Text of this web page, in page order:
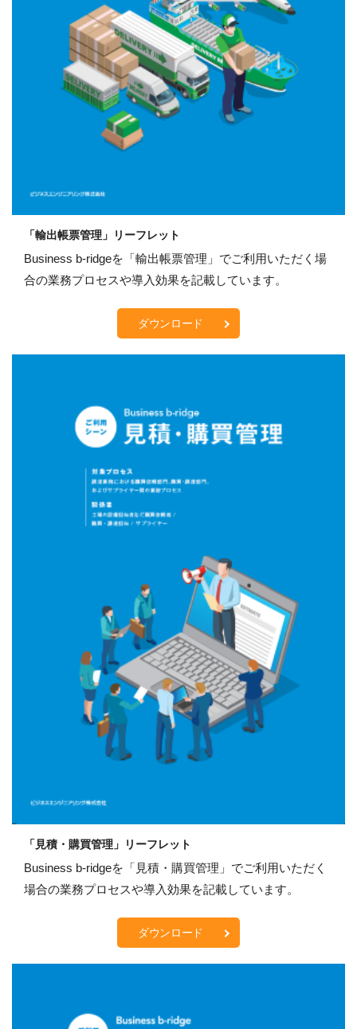
「輸出帳票管理」リーフレット
Business b-ridgeを「輸出帳票管理」でご利用いただく場
合の業務プロセスや導入効果を記載しています。
ダウンロード
「見積・購買管理」リーフレット
Business b-ridgeを「見積・購買管理」でご利用いただく
場合の業務プロセスや導入効果を記載しています。
ダウンロード